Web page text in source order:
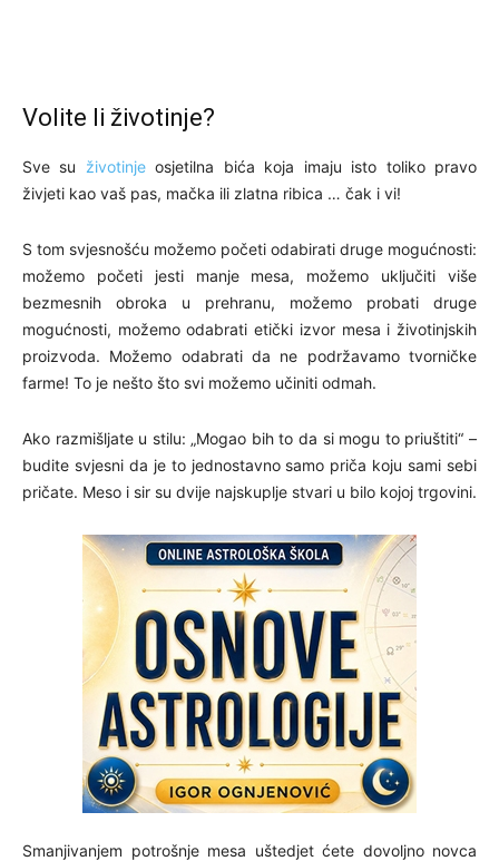
Volite li životinje?
Sve su životinjeosjetilna bića koja imaju isto toliko pravo
živjeti kao vaš pas, mačka ili zlatna ribica … čak i vi!
S tom svjesnošću možemo početi odabirati druge mogućnosti:
možemo početi jesti manje mesa, možemo uključiti više
bezmesnih obroka u prehranu, možemo probati druge
mogućnosti, možemo odabrati etički izvor mesa i životinjskih
proizvoda. Možemo odabrati da ne podržavamo tvorničke
farme! To je nešto što svi možemo učiniti odmah.
Ako razmišljate u stilu: „Mogao bih to da si mogu to priuštiti“ –
budite svjesni da je to jednostavno samo priča koju sami sebi
pričate. Meso i sir su dvije najskuplje stvari u bilo kojoj trgovini.
Smanjivanjem potrošnje mesa uštedjet ćete dovoljno novca